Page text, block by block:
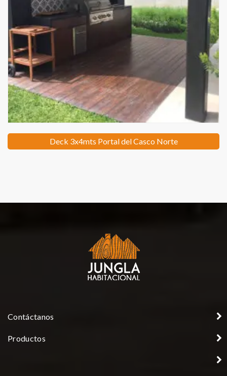
Deck 3x4mts Portal del Casco Norte
Contáctanos
Productos